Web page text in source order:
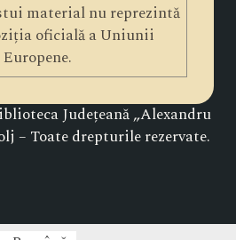
material nu reprezintă
oficială a Uniunii
Europene.
Județeană „Alexandru
– Toate drepturile rezervate.